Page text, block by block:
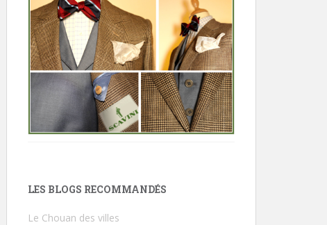
LES BLOGS RECOMMANDÉS
Le Chouan des villes